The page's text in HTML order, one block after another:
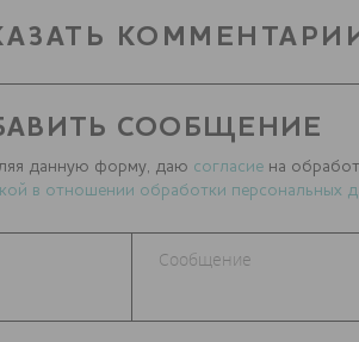
СООБЩЕНИЕ
данную форму, даю согласие на
в отношении обработки персональных